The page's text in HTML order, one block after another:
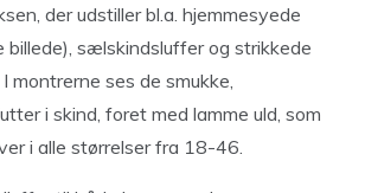
der udstiller bl.a. hjemmesyede
billede), sælskindsluffer og strikkede
montrerne ses de smukke,
i skind, foret med lamme uld, som
i alle størrelser fra 18-46.